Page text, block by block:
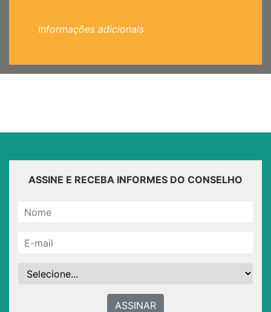
Informações adicionais
ASSINE E RECEBA INFORMES DO CONSELHO
ASSINAR